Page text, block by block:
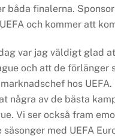
båda finalerna.
och kommer att
var jag väldigt glad
och att de förlänger
hos
några av de bästa
Vi ser också fram
med UEFA